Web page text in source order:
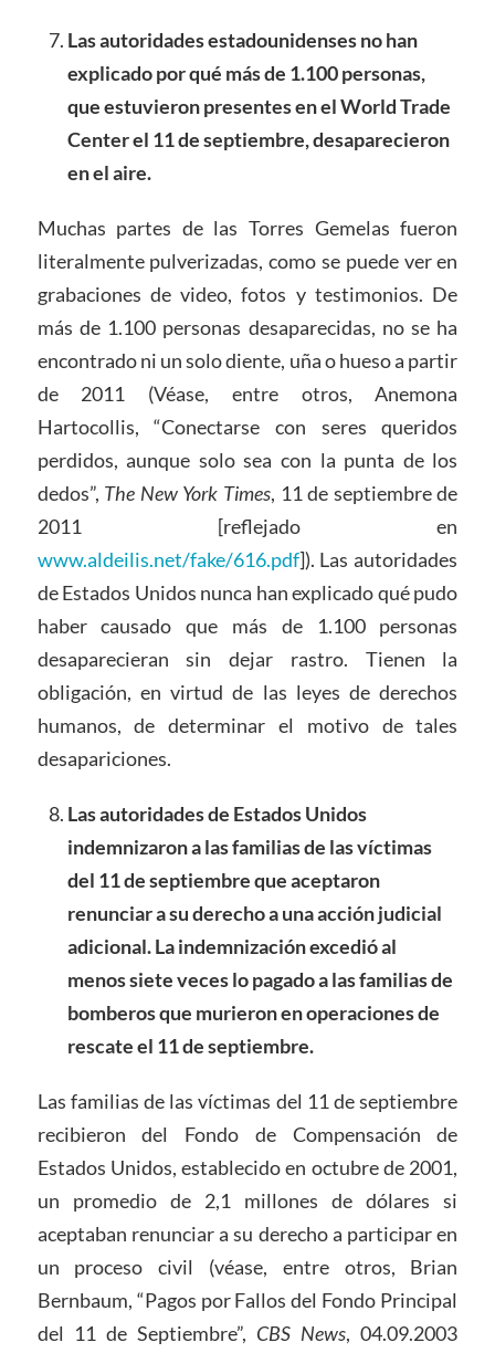
Las autoridades estadounidenses no han
explicado por qué más de 1.100 personas,
que estuvieron presentes en el World Trade
Center el 11 de septiembre, desaparecieron
en el aire.
Muchas partes de las Torres Gemelas fueron
literalmente pulverizadas, como se puede ver en
grabaciones de video, fotos y testimonios. De
más de 1.100 personas desaparecidas, no se ha
encontrado ni un solo diente, uña o hueso a partir
de 2011 (Véase, entre otros, Anemona
Hartocollis, “Conectarse con seres queridos
perdidos, aunque solo sea con la punta de los
dedos”, The New York Times, 11 de septiembre de
2011 [reflejado en
www.aldeilis.net/fake/616.pdf]). Las autoridades
de Estados Unidos nunca han explicado qué pudo
haber causado que más de 1.100 personas
desaparecieran sin dejar rastro. Tienen la
obligación, en virtud de las leyes de derechos
humanos, de determinar el motivo de tales
desapariciones.
Las autoridades de Estados Unidos
indemnizaron a las familias de las víctimas
del 11 de septiembre que aceptaron
renunciar a su derecho a una acción judicial
adicional. La indemnización excedió al
menos siete veces lo pagado a las familias de
bomberos que murieron en operaciones de
rescate el 11 de septiembre.
Las familias de las víctimas del 11 de septiembre
recibieron del Fondo de Compensación de
Estados Unidos, establecido en octubre de 2001,
un promedio de 2,1 millones de dólares si
aceptaban renunciar a su derecho a participar en
un proceso civil (véase, entre otros, Brian
Bernbaum, “Pagos por Fallos del Fondo Principal
del 11 de Septiembre”, CBS News, 04.09.2003